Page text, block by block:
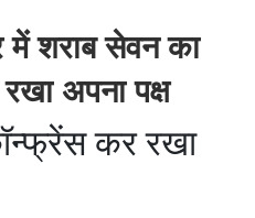
में शराब सेवन का
अपना पक्ष
कर रखा